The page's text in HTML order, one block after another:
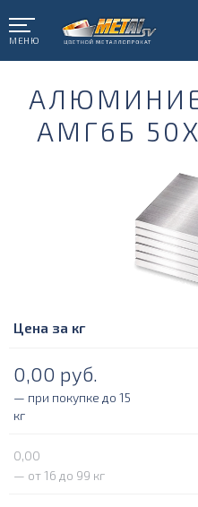
МЕНЮ
АМГ6Б
Цена за кг
0,00 руб.
— при покупке до 15
кг
0,00
— от 16 до 99 кг